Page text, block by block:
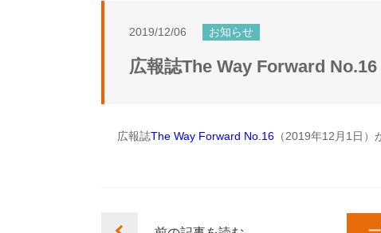
2019/12/06 お知らせ
広報誌The Way Forward
広報誌The Way Forward No.16 （2019年12月1日）